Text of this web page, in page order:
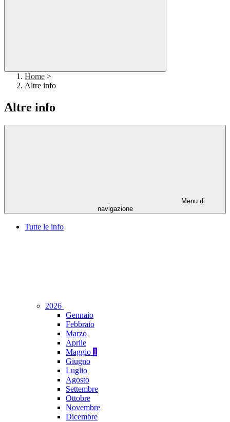
Home >
Altre info
Altre info
Menu di
navigazione
Tutte le info
2026
Gennaio
Febbraio
Marzo
Aprile
Maggio 1
Giugno
Luglio
Agosto
Settembre
Ottobre
Novembre
Dicembre